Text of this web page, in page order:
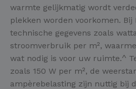
warmte gelijkmatig wordt
plekken worden voorkomen. Bij
technische gegevens zoals
stroomverbruik per m²,
wat nodig is voor uw ruimte.^
zoals 150 W per m², de
ampèrebelasting zijn nuttig bij